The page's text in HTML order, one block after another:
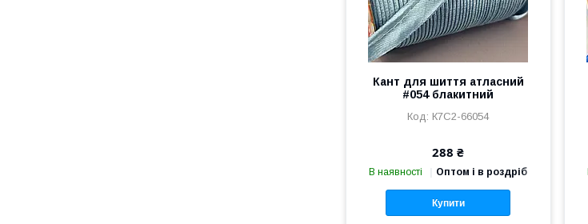
Кант для шиття атласний
#054 блакитний
К7С2-66054
288 ₴
В наявності Оптом і в роздріб
Купити